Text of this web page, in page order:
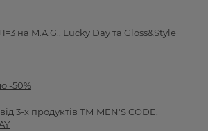
на M.A.G., Lucky Day та Gloss&Style
-50%
3-х продуктів ТМ MEN'S CODE,